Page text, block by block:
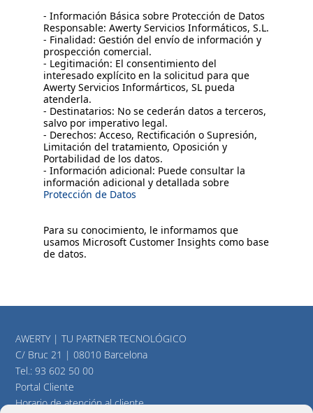
- Información Básica sobre Protección de Datos
Responsable: Awerty Servicios Informáticos, S.L.
- Finalidad: Gestión del envío de información y
prospección comercial.
- Legitimación: El consentimiento del
interesado explícito en la solicitud para que
Awerty Servicios Informárticos, SL pueda
atenderla.
- Destinatarios: No se cederán datos a terceros,
salvo por imperativo legal.
- Derechos: Acceso, Rectificación o Supresión,
Limitación del tratamiento, Oposición y
Portabilidad de los datos.
- Información adicional: Puede consultar la
información adicional y detallada sobre
Protección de Datos
Para su conocimiento, le informamos que
usamos Microsoft Customer Insights como base
de datos.
AWERTY | TU PARTNER TECNOLÓGICO
C/ Bruc 21 | 08010 Barcelona
Tel.:93 602 50 00
Portal Cliente
Horario de atención al cliente